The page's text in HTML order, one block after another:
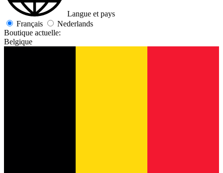
Langue et pays
Français
Nederlands
Boutique actuelle:
Belgique